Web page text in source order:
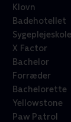
Klovn
Badehotellet
X Factor
Bachelor
Forræder
Bachelorette
Yellowstone
Paw Patrol